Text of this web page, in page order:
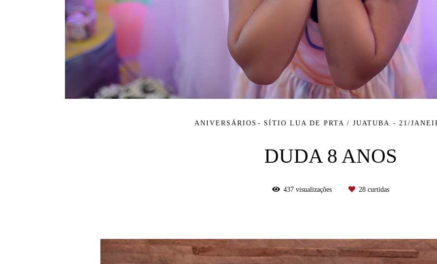
ANIVERSÁRIOS SÍTIO LUA DE PRTA / JUATUBA 21/
DUDA 8 ANOS
437 visualizações 28 curtidas